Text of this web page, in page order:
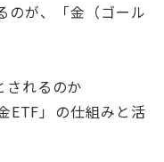
のが、「金（ゴール
されるのか
ETF」の仕組みと活